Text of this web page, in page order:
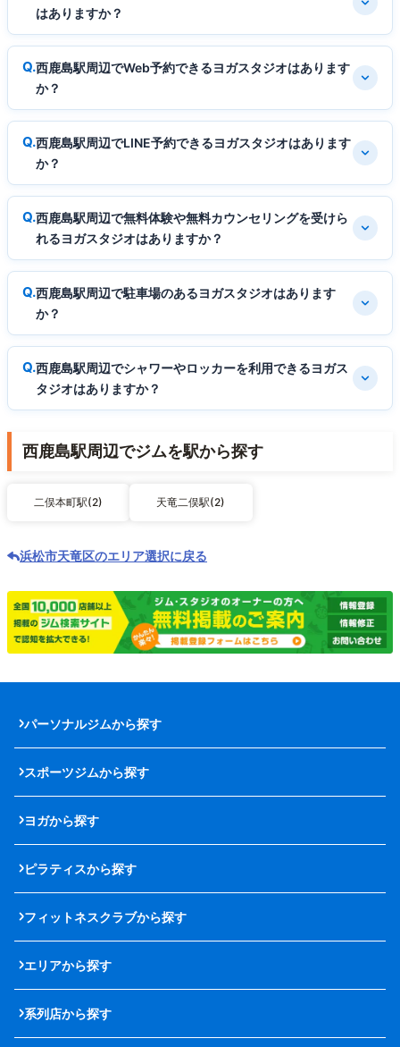
はありますか？
西鹿島駅周辺でWeb予約できるヨガスタジオはあります
か？
西鹿島駅周辺でLINE予約できるヨガスタジオはあります
か？
西鹿島駅周辺で無料体験や無料カウンセリングを受けら
れるヨガスタジオはありますか？
西鹿島駅周辺で駐車場のあるヨガスタジオはあります
か？
西鹿島駅周辺でシャワーやロッカーを利用できるヨガス
タジオはありますか？
西鹿島駅周辺でジムを駅から探す
二俣本町駅(2) 天竜二俣駅(2)
浜松市天竜区のエリア選択に戻る
パーソナルジムから探す
スポーツジムから探す
ヨガから探す
ピラティスから探す
フィットネスクラブから探す
エリアから探す
系列店から探す